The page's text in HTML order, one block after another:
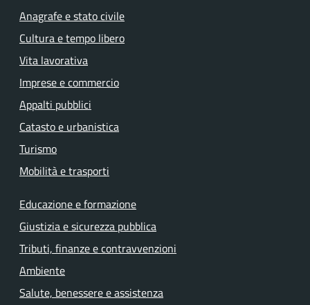
Anagrafe e stato civile
Cultura e tempo libero
Vita lavorativa
Imprese e commercio
Appalti pubblici
Catasto e urbanistica
Turismo
Mobilità e trasporti
Educazione e formazione
Giustizia e sicurezza pubblica
Tributi, finanze e contravvenzioni
Ambiente
Salute, benessere e assistenza